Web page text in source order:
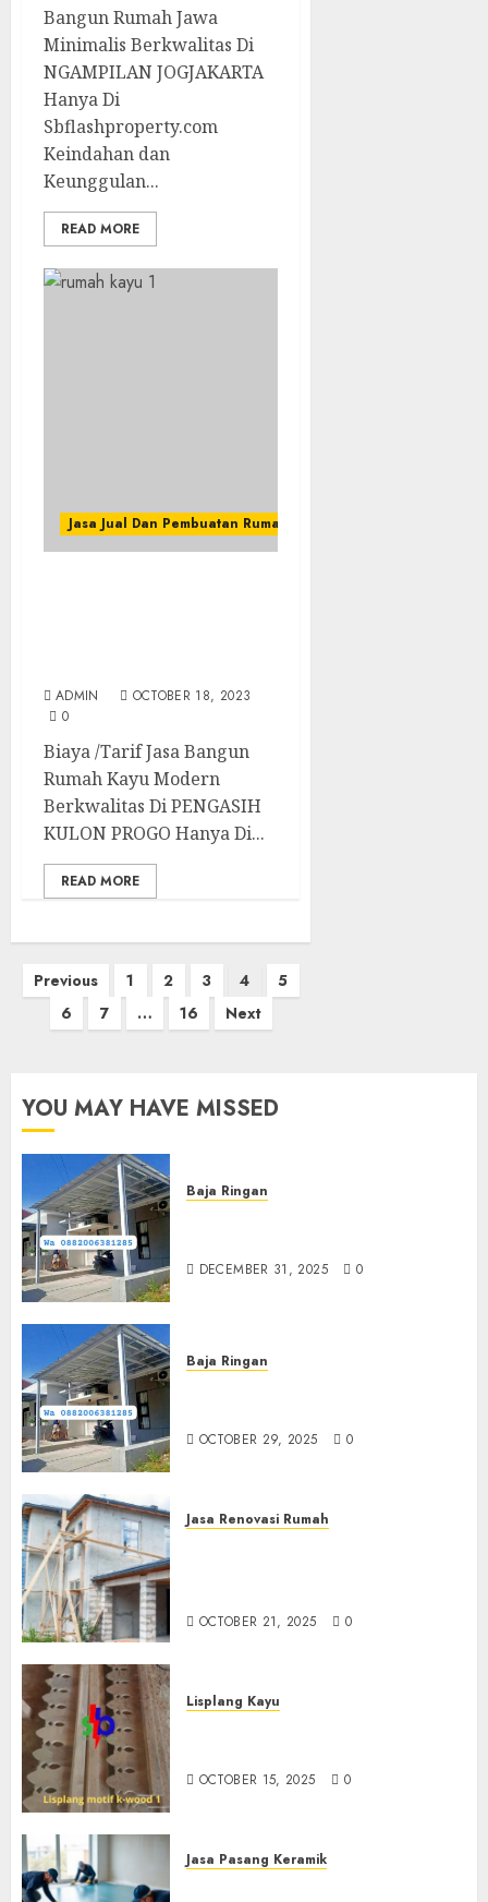
Bangun Rumah Jawa
Minimalis Berkwalitas Di
NGAMPILAN JOGJAKARTA
Hanya Di
Sbflashproperty.com
Keindahan dan
Keunggulan...
READ MORE
Jasa Jual Dan Pembuatan Rumah Kayu
ADMIN
OCTOBER 18, 2023
0
Biaya /Tarif Jasa Bangun
Rumah Kayu Modern
Berkwalitas Di PENGASIH
KULON PROGO Hanya Di...
READ MORE
Posts
pagination
Previous 1 2 3 4
5
6
7 … 16 Next
YOU MAY HAVE MISSED
Baja Ringan
DECEMBER 31, 2025 0
Baja Ringan
OCTOBER 29, 2025 0
Jasa Renovasi Rumah
OCTOBER 21, 2025 0
Lisplang Kayu
OCTOBER 15, 2025 0
Jasa Pasang Keramik